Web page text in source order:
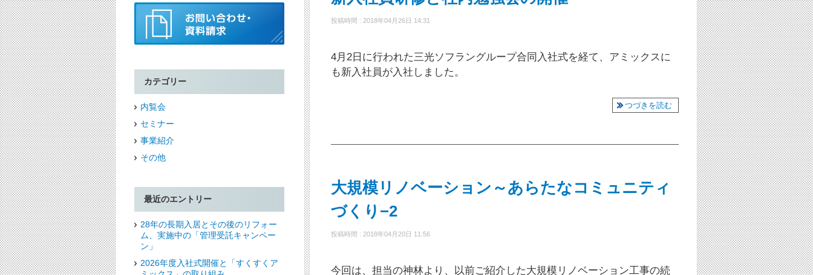
投稿時間 : 2018年04月26日 14:31
4月2日に行われた三光ソフラングループ合同入社式を経て、アミックスに
も新入社員が入社しました。
つづきを読む
大規模リノベーション～あらたなコミュニティ
づくり−2
投稿時間 : 2018年04月20日 11:56
今回は、担当の神林より、以前ご紹介した大規模リノベーション工事の続
カテゴリー
内覧会
セミナー
事業紹介
その他
最近のエントリー
28年の長期入居とその後のリフォー
ム、実施中の「管理受託キャンペー
ン」
2026年度入社式開催と「すくすくア